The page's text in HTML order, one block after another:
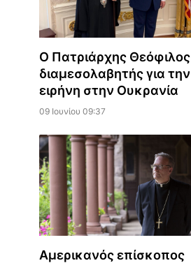
Ο Πατριάρχης Θεόφιλος
διαμεσολαβητής για την
ειρήνη στην Ουκρανία
09 Ιουνίου 09:37
Αμερικανός επίσκοπος